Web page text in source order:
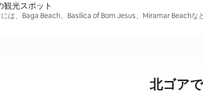
観光ス⁠ポ⁠ッ⁠ト
は、Baga Beach、Basilica of Bom Jesus、Miramar Beachな
北ゴア